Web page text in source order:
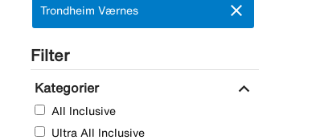
Fjern:
Trondheim Værnes close
Filter
Kategorier expand_more
All Inclusive
Ultra All Inclusive